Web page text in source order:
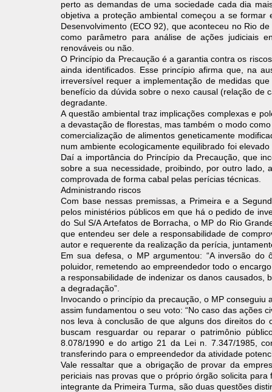
perto as demandas de uma sociedade cada dia
objetiva a proteção ambiental começou a se
Desenvolvimento (ECO 92), que aconteceu no Rio
como parâmetro para análise de ações judiciais
renováveis ou não.
O Princípio da Precaução é a garantia contra os
ainda identificados. Esse princípio afirma que, na
irreversível requer a implementação de medidas
benefício da dúvida sobre o nexo causal (relação de
degradante.
A questão ambiental traz implicações complexas e
a devastação de florestas, mas também o modo
comercialização de alimentos geneticamente
num ambiente ecologicamente equilibrado foi
Daí a importância do Princípio da Precaução, que
sobre a sua necessidade, proibindo, por outro lado,
comprovada de forma cabal pelas perícias técnicas.
Administrando riscos
Com base nessas premissas, a Primeira e a
pelos ministérios públicos em que há o pedido de
do Sul S/A Artefatos de Borracha, o MP do Rio
que entendeu ser dele a responsabilidade de
autor e requerente da realização da perícia,
Em sua defesa, o MP argumentou: “A inversão
poluidor, remetendo ao empreendedor todo o
a responsabilidade de indenizar os danos causados,
a degradação”.
Invocando o princípio da precaução, o MP conseguiu
assim fundamentou o seu voto: “No caso das ações
nos leva à conclusão de que alguns dos direitos do
buscam resguardar ou reparar o patrimônio
8.078/1990 e do artigo 21 da Lei n. 7.347/1985,
transferindo para o empreendedor da atividade
Vale ressaltar que a obrigação de provar da
periciais nas provas que o próprio órgão solicita
integrante da Primeira Turma, são duas questões